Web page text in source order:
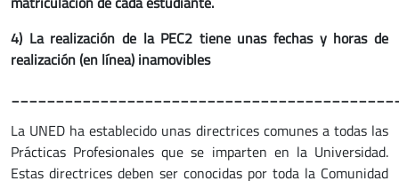
4) La realización de la PEC2 tiene unas fechas y horas de
realización (en línea) inamovibles
La UNED ha establecido unas directrices comunes a todas las
Prácticas Profesionales que se imparten en la Universidad.
Estas directrices deben ser conocidas por toda la Comunidad